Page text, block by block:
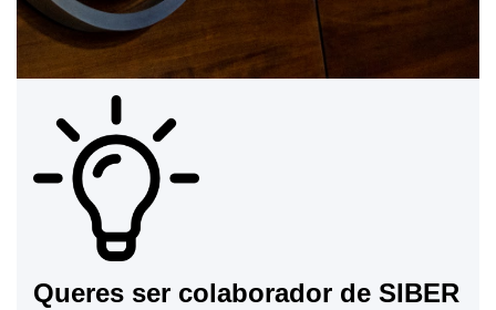
Queres ser colaborador de SIBER